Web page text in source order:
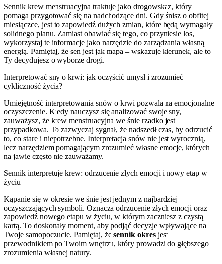
Sennik krew menstruacyjna traktuje jako drogowskaz, który
pomaga przygotować się na nadchodzące dni. Gdy śnisz o obfitej
miesiączce, jest to zapowiedź dużych zmian, które będą wymagały
solidnego planu. Zamiast obawiać się tego, co przyniesie los,
wykorzystaj te informacje jako narzędzie do zarządzania własną
energią. Pamiętaj, że sen jest jak mapa – wskazuje kierunek, ale to
Ty decydujesz o wyborze drogi.
Interpretować sny o krwi: jak oczyścić umysł i zrozumieć
cykliczność życia?
Umiejętność interpretowania snów o krwi pozwala na emocjonalne
oczyszczenie. Kiedy nauczysz się analizować swoje sny,
zauważysz, że krew menstruacyjna we śnie rzadko jest
przypadkowa. To zazwyczaj sygnał, że nadszedł czas, by odrzucić
to, co stare i niepotrzebne. Interpretacja snów nie jest wyrocznią,
lecz narzędziem pomagającym zrozumieć własne emocje, których
na jawie często nie zauważamy.
Sennik interpretuje krew: odrzucenie złych emocji i nowy etap w
życiu
Kąpanie się w okresie we śnie jest jednym z najbardziej
oczyszczających symboli. Oznacza odrzucenie złych emocji oraz
zapowiedź nowego etapu w życiu, w którym zaczniesz z czystą
kartą. To doskonały moment, aby podjąć decyzje wpływające na
Twoje samopoczucie. Pamiętaj, że sennik okres jest
przewodnikiem po Twoim wnętrzu, który prowadzi do głębszego
zrozumienia własnej natury.